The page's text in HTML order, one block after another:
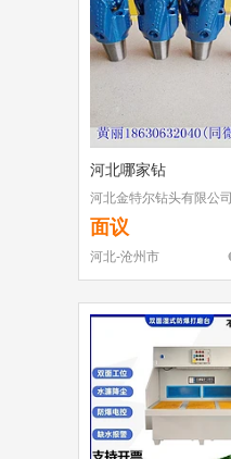
河北哪家钻
河北金特尔钻头有限公司
面议
河北-沧州市